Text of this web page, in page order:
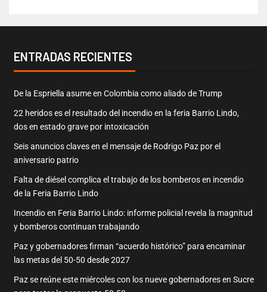
ENTRADAS RECIENTES
De la Espriella asume en Colombia como aliado de Trump
22 heridos es el resultado del incendio en la feria Barrio Lindo,
dos en estado grave por intoxicación
Seis anuncios claves en el mensaje de Rodrigo Paz por el
aniversario patrio
Falta de diésel complica el trabajo de los bomberos en incendio
de la Feria Barrio Lindo
Incendio en Feria Barrio Lindo: informe policial revela la magnitud
y bomberos continuan trabajando
Paz y gobernadores firman “acuerdo histórico” para encaminar
las metas del 50-50 desde 2027
Paz se reúne este miércoles con los nueve gobernadores en Sucre